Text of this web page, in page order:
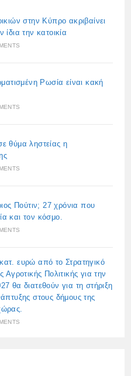
στην Κύπρο ακριβαίνει
την κατοικία
Ρωσία είναι κακή
θύμα ληστείας η
Πούτιν; 27 χρόνια που
και τον κόσμο.
ευρώ από το Στρατηγικό
Αγροτικής Πολιτικής για την
θα διατεθούν για τη στήριξη
στους δήμους της